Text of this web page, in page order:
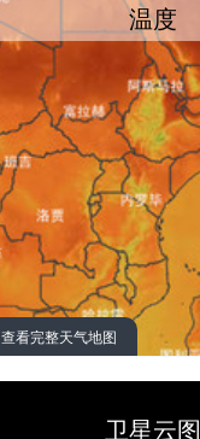
温度
查看完整天气地图
卫星云图